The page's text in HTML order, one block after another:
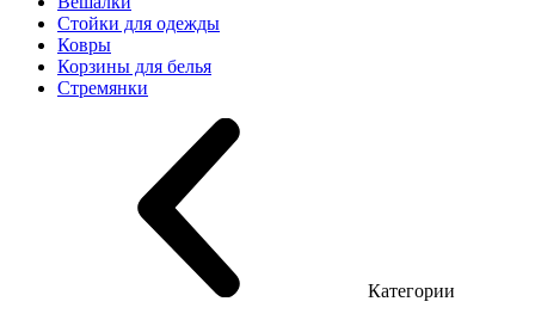
Стойки для одежды
Ковры
Корзины для белья
Стремянки
Категории